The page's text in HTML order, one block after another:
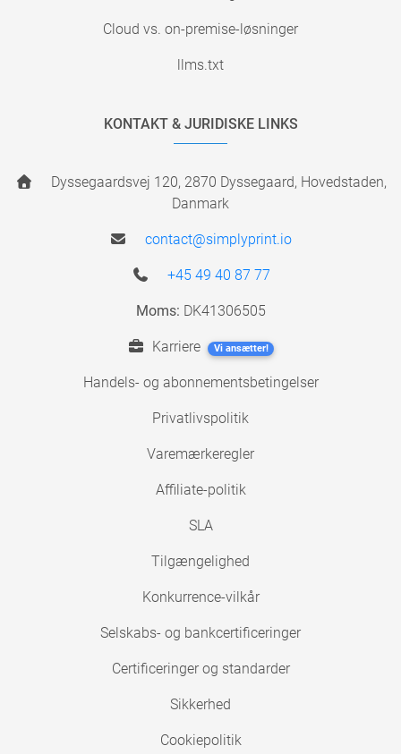
Cloud vs. on-premise-løsninger
llms.txt
KONTAKT & JURIDISKE LINKS
Dyssegaardsvej 120, 2870 Dyssegaard, Hovedstaden,
Danmark
contact@simplyprint.io
+45 49 40 87 77
Moms: DK41306505
Karriere Vi ansætter!
Handels- og abonnementsbetingelser
Privatlivspolitik
Varemærkeregler
Affiliate-politik
SLA
Tilgængelighed
Konkurrence-vilkår
Selskabs- og bankcertificeringer
Certificeringer og standarder
Sikkerhed
Cookiepolitik